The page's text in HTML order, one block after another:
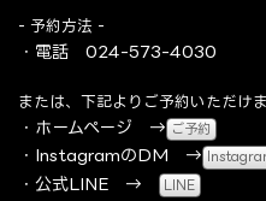
- 予約方法 -
・電話 024-573-4030
または、下記よりご予約いただけま
・ホームページ → ご予約
・InstagramのDM →
・公式LINE → LINE